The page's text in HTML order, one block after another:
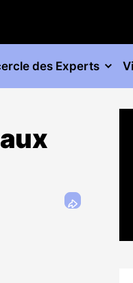
des Experts